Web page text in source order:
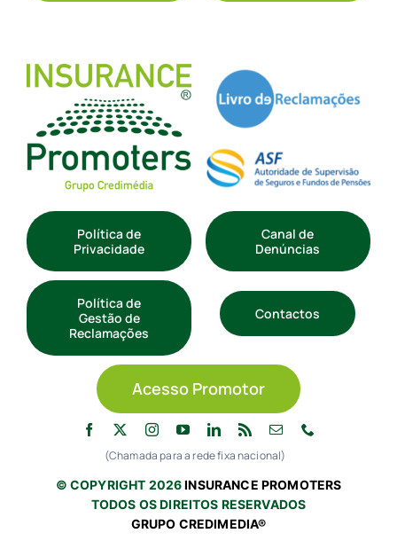
Política de
Privacidade
Canal de
Denúncias
Política de
Gestão de
Reclamações
Contactos
Acesso Promotor
(Chamada para a rede fixa nacional)
© COPYRIGHT 2026INSURANCE PROMOTERS
TODOS OS DIREITOS RESERVADOS
GRUPO CREDIMEDIA®